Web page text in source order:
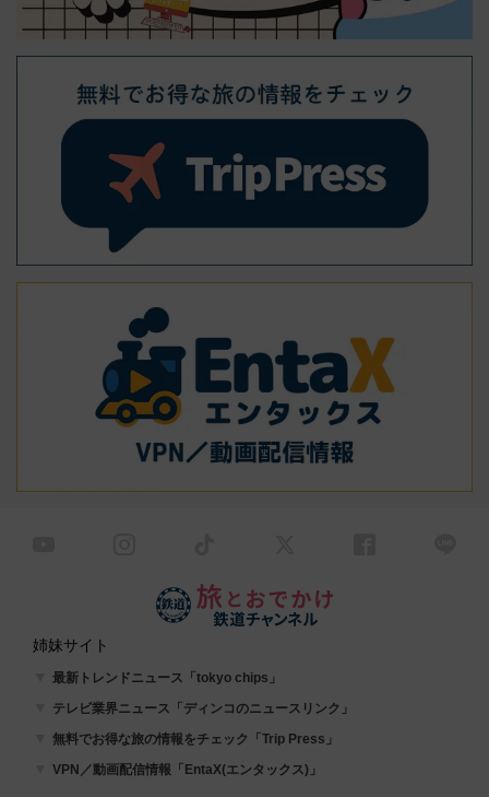
姉妹サイト
最新トレンドニュース「tokyo chips」
テレビ業界ニュース「ディンコのニュースリンク」
無料でお得な旅の情報をチェック「Trip Press」
VPN／動画配信情報「EntaX(エンタックス)」